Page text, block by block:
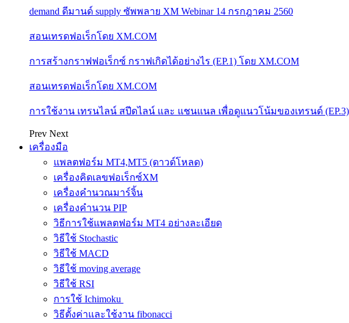
demand ดีมานด์ supply ซัพพลาย XM Webinar 14 กรกฎาคม 2560
สอนเทรดฟอเร็กโดย XM.COM
การสร้างกราฟฟอเร็กซ์ กราฟเกิดได้อย่างไร (EP.1) โดย XM.COM
สอนเทรดฟอเร็กโดย XM.COM
การใช้งาน เทรนไลน์ สปีดไลน์ และ แชนแนล เพื่อดูแนวโน้มของเทรนด์
Prev Next
เครื่องมือ
แพลตฟอร์ม MT4,MT5 (ดาวด์โหลด)
เครื่องคิดเลขฟอเร็กซ์XM
เครื่องคำนวณมาร์จิ้น
เครื่องคำนวน PIP
วิธีการใช้แพลตฟอร์ม MT4 อย่างละเอียด
วิธีใช้ Stochastic
วิธีใช้ MACD
วิธีใช้ moving average
วิธีใช้ RSI
การใช้ Ichimoku
วิธีตั้งค่าและใช้งาน fibonacci